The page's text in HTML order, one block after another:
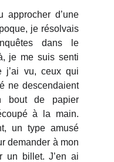
approcher d’une
je résolvais
dans le
je me suis senti
j’ai vu, ceux qui
ne descendaient
bout de papier
à la main.
un type amusé
demander à mon
un billet. J’en ai